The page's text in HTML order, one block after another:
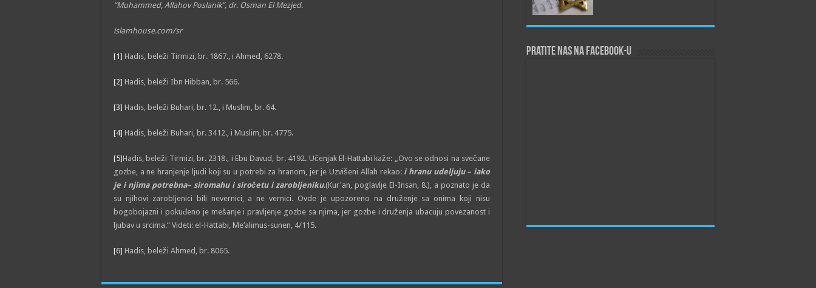
“Muhammed, Allahov Poslanik”, dr. Osman El Mezjed.
islamhouse.com/sr
[1] Hadis, beleži Tirmizi, br. 1867., i Ahmed, 6278.
[2] Hadis, beleži Ibn Hibban, br. 566.
[3] Hadis, beleži Buhari, br. 12., i Muslim, br. 64.
[4] Hadis, beleži Buhari, br. 3412., i Muslim, br. 4775.
[5]Hadis, beleži Tirmizi, br. 2318., i Ebu Davud, br. 4192. Učenjak El-Hattabi kaže: „Ovo se odnosi na svečane
gozbe, a ne hranjenje ljudi koji su u potrebi za hranom, jer je Uzvišeni Allah rekao: i hranu udeljuju – iako
je i njima potrebna– siromahu i siročetu i zarobljeniku.(Kur'an, poglavlje El-Insan, 8.), a poznato je da
su njihovi zarobljenici bili nevernici, a ne vernici. Ovde je upozoreno na druženje sa onima koji nisu
bogobojazni i pokuđeno je mešanje i pravljenje gozbe sa njima, jer gozbe i druženja ubacuju povezanost i
ljubav u srcima.“ Videti: el-Hattabi, Me’alimus-sunen, 4/115.
[6] Hadis, beleži Ahmed, br. 8065.
Pratite nas na Facebook-u